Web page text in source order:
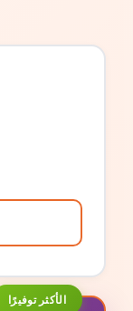
الأكثر توفيرًا